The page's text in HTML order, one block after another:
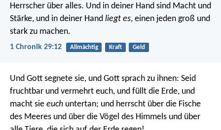
Herrscher über alles. Und in deiner Hand sind Macht und
Stärke, und in deiner Hand liegt es, einen jeden groß und
stark zu machen.
1 Chronik 29:12 Allmächtig Kraft Geld
Und Gott segnete sie, und Gott sprach zu ihnen: Seid
fruchtbar und vermehrt euch, und füllt die Erde, und
macht sie euch untertan; und herrscht über die Fische
des Meeres und über die Vögel des Himmels und über